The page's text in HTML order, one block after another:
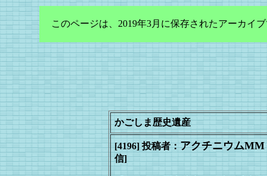
このページは、2019年3月に保存されたアーカイ
かごしま歴史遺産
[4196] 投稿者：アクチニウムMM
信]